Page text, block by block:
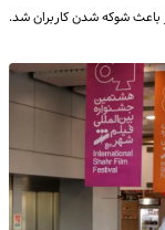
باعث شوکه شدن کاربران شد.